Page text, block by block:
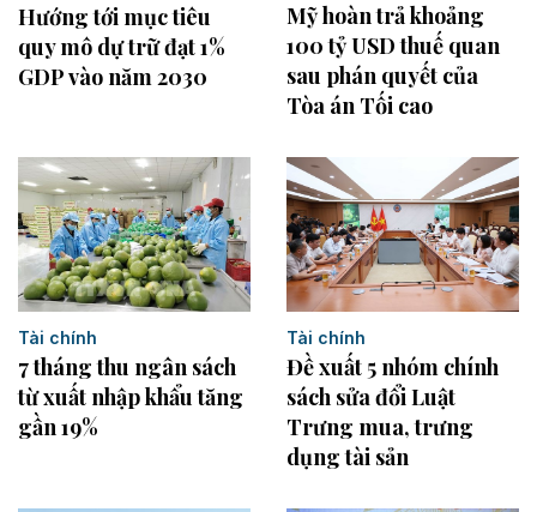
Hướng tới mục tiêu
quy mô dự trữ đạt 1%
GDP vào năm 2030
Mỹ hoàn trả khoảng
100 tỷ USD thuế quan
sau phán quyết của
Tòa án Tối cao
Tài chính
7 tháng thu ngân sách
từ xuất nhập khẩu tăng
gần 19%
Tài chính
Đề xuất 5 nhóm chính
sách sửa đổi Luật
Trưng mua, trưng
dụng tài sản